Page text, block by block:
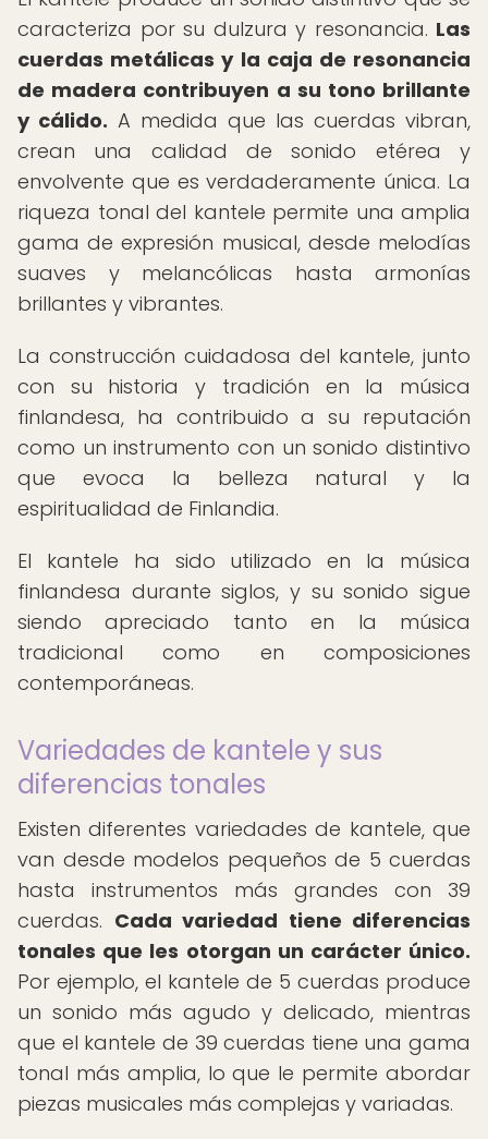
caracteriza por su dulzura y resonancia. Las
cuerdas metálicas y la caja de resonancia
de madera contribuyen a su tono brillante
y cálido. A medida que las cuerdas vibran,
crean una calidad de sonido etérea y
envolvente que es verdaderamente única. La
riqueza tonal del kantele permite una amplia
gama de expresión musical, desde melodías
suaves y melancólicas hasta armonías
brillantes y vibrantes.
La construcción cuidadosa del kantele, junto
con su historia y tradición en la música
finlandesa, ha contribuido a su reputación
como un instrumento con un sonido distintivo
que evoca la belleza natural y la
espiritualidad de Finlandia.
El kantele ha sido utilizado en la música
finlandesa durante siglos, y su sonido sigue
siendo apreciado tanto en la música
tradicional como en composiciones
contemporáneas.
Variedades de kantele y sus
diferencias tonales
Existen diferentes variedades de kantele, que
van desde modelos pequeños de 5 cuerdas
hasta instrumentos más grandes con 39
cuerdas. Cada variedad tiene diferencias
tonales que les otorgan un carácter único.
Por ejemplo, el kantele de 5 cuerdas produce
un sonido más agudo y delicado, mientras
que el kantele de 39 cuerdas tiene una gama
tonal más amplia, lo que le permite abordar
piezas musicales más complejas y variadas.